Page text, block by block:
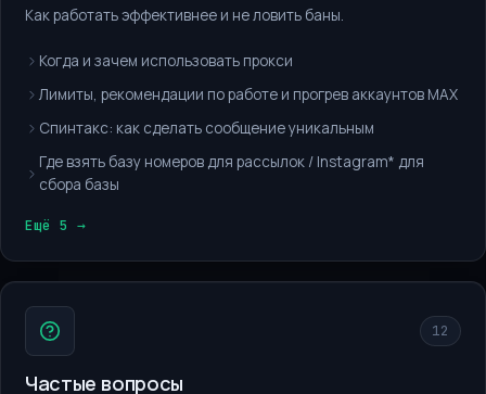
Как работать эффективнее и не ловить баны.
Когда и зачем использовать прокси
Лимиты, рекомендации по работе и прогрев аккаунтов MAX
Спинтакс: как сделать сообщение уникальным
Где взять базу номеров для рассылок / Instagram* для
сбора базы
Ещё 5 →
12
Частые вопросы